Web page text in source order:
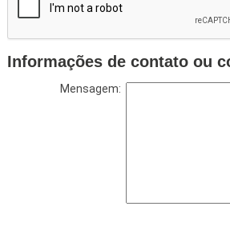
Informações de contato ou
Mensagem: